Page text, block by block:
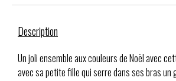
Description
Un joli ensemble aux couleurs de Noël avec
avec sa petite fille qui serre dans ses bras un